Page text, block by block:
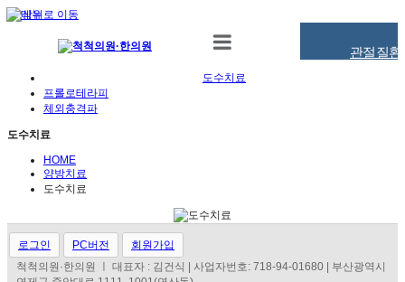
관절질환
도수치료
프롤로테라피
체외충격파
도수치료
HOME
양방치료
도수치료
로그인 PC버전
회원가입
척척의원·한의원 ㅣ 대표자 : 김건식 | 사업자번호: 718-94-01680 | 부산광역시